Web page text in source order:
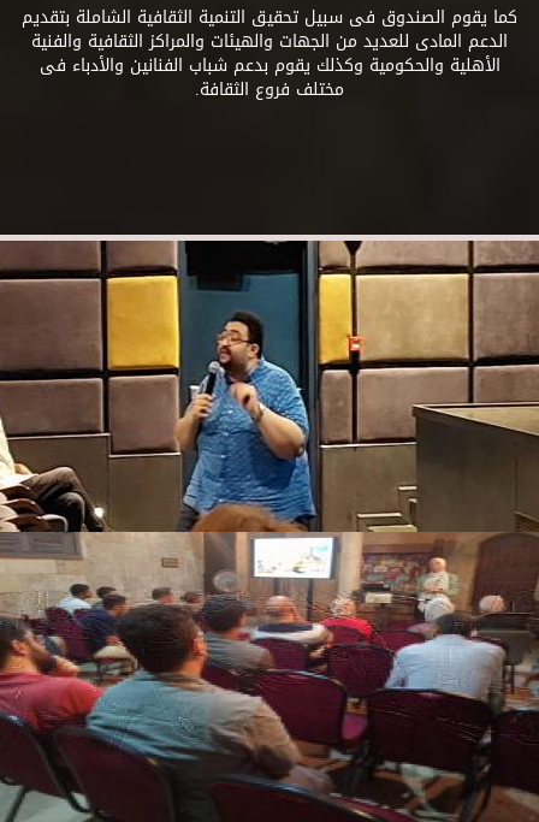
كما يقوم الصندوق فى سبيل تحقيق التنمية الثقافية الشاملة بتقديم
الدعم المادى للعديد من الجهات والهيئات والمراكز الثقافية والفنية
الأهلية والحكومية وكذلك يقوم بدعم شباب الفنانين والأدباء فى
مختلف فروع الثقافة.